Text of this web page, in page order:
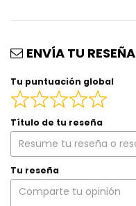
ENVÍA TU RESEÑA
Tu puntuación global
Título de tu reseña
Tu reseña